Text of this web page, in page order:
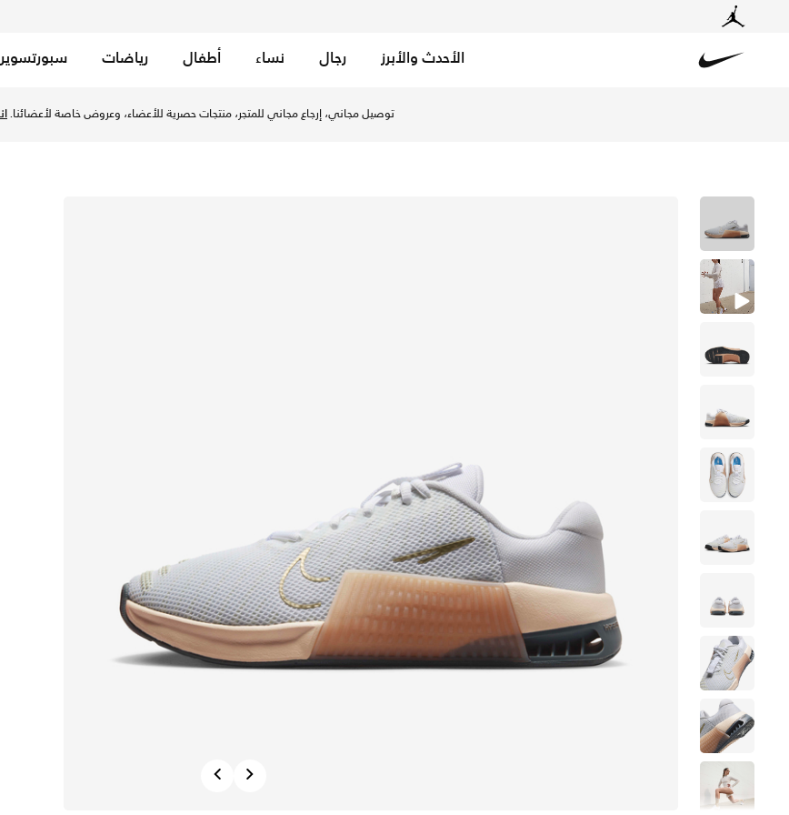
الأحدث والأبرز رجال نساء أطفال رياضات سبورتسوير
توصيل مجاني، إرجاع مجاني للمتجر، منتجات حصرية للأعضاء، وعروض خاصة لأعضائنا.
Next